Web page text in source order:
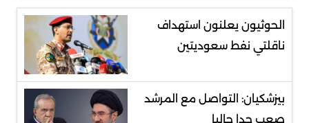
الحوثيون يعلنون استهداف
ناقلتي نفط سعوديتين
بيزشكيان: التواصل مع المرشد
صعب جدا حاليا